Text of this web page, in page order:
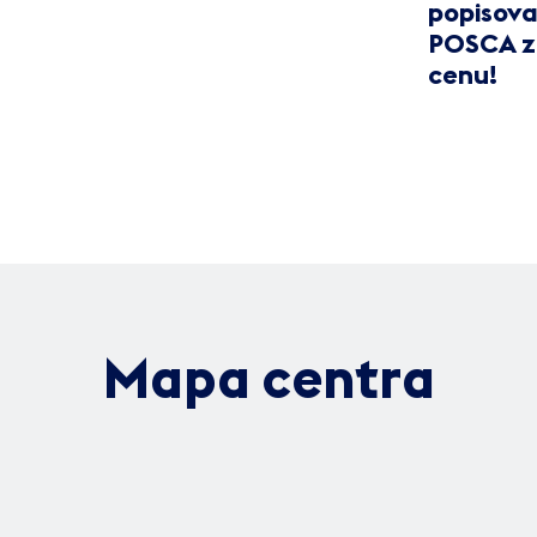
POSCA
cenu!
Mapa centra